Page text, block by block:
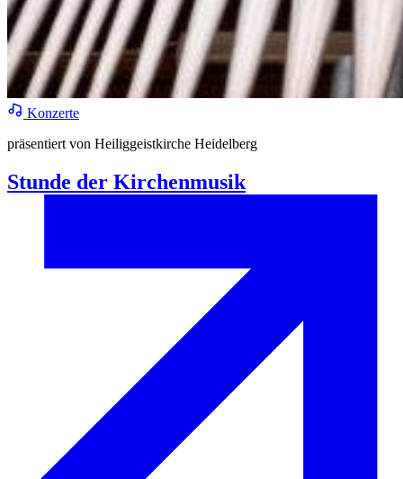
Konzerte
präsentiert von Heiliggeistkirche Heidelberg
Stunde der Kirchenmusik